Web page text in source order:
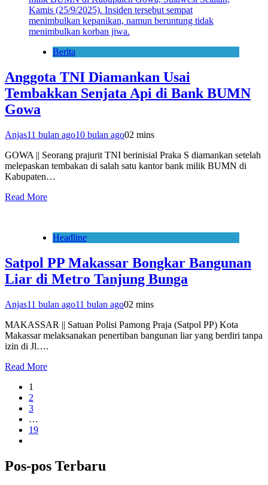
Berita
Anggota TNI Diamankan Usai
Tembakkan Senjata Api di Bank BUMN
Gowa
Anjas11 bulan ago10 bulan ago02 mins
GOWA || Seorang prajurit TNI berinisial Praka S diamankan setelah
melepaskan tembakan di salah satu kantor bank milik BUMN di
Kabupaten…
Read More
Headline
Satpol PP Makassar Bongkar Bangunan
Liar di Metro Tanjung Bunga
Anjas11 bulan ago11 bulan ago02 mins
MAKASSAR || Satuan Polisi Pamong Praja (Satpol PP) Kota
Makassar melaksanakan penertiban bangunan liar yang berdiri tanpa
izin di Jl….
Read More
1
2
3
…
19
Pos-pos Terbaru